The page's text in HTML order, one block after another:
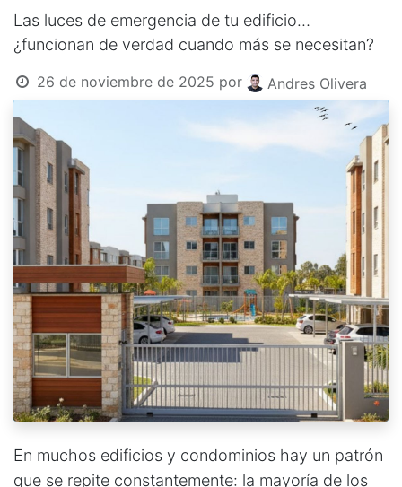
Las luces de emergencia de tu edificio…
¿funcionan de verdad cuando más se necesitan?
26 de noviembre de 2025 por Andres Olivera
En muchos edificios y condominios hay un patrón
que se repite constantemente: la mayoría de los